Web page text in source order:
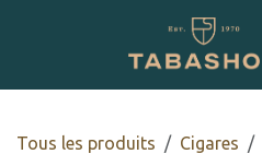
Tous les produits ​​​Cigares